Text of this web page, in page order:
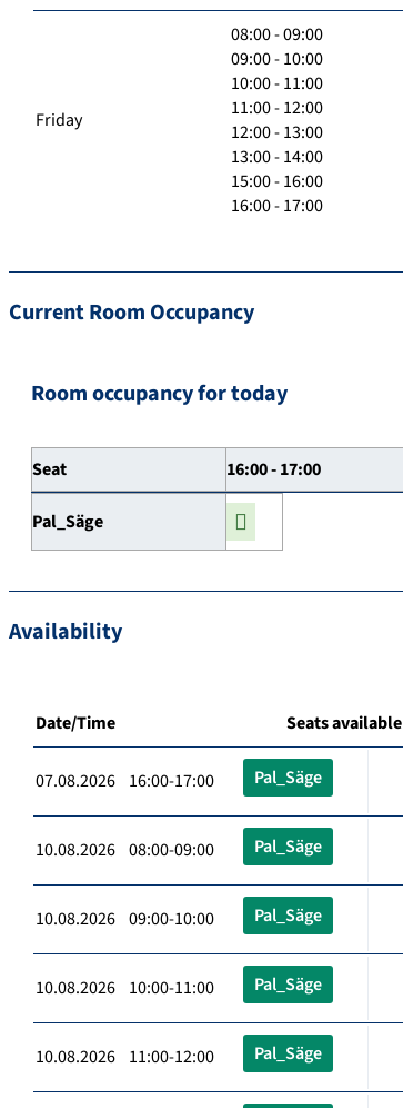
Friday
08:00 - 09:00
09:00 - 10:00
10:00 - 11:00
11:00 - 12:00
12:00 - 13:00
13:00 - 14:00
15:00 - 16:00
16:00 - 17:00
Current Room Occupancy
Room occupancy for today
Seat 16:00 - 17:00
Pal_Säge
Availability
Date/Time Seats available
07.08.2026 16:00-17:00 Pal_Säge
10.08.2026 08:00-09:00 Pal_Säge
10.08.2026 09:00-10:00 Pal_Säge
10.08.2026 10:00-11:00 Pal_Säge
10.08.2026 11:00-12:00 Pal_Säge